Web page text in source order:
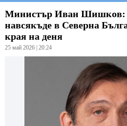
Министър Иван Шишков:
навсякъде в Северна
края на деня
25 май 2026 | 20:24